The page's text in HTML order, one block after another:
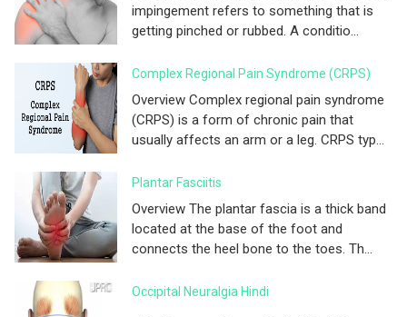
impingement refers to something that is
getting pinched or rubbed. A conditio...
Complex Regional Pain Syndrome (CRPS)
Overview Complex regional pain syndrome
(CRPS) is a form of chronic pain that
usually affects an arm or a leg. CRPS typ...
Plantar Fasciitis
Overview The plantar fascia is a thick band
located at the base of the foot and
connects the heel bone to the toes. Th...
Occipital Neuralgia Hindi